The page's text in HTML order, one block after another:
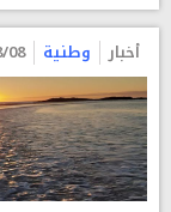
أخبار وطنية